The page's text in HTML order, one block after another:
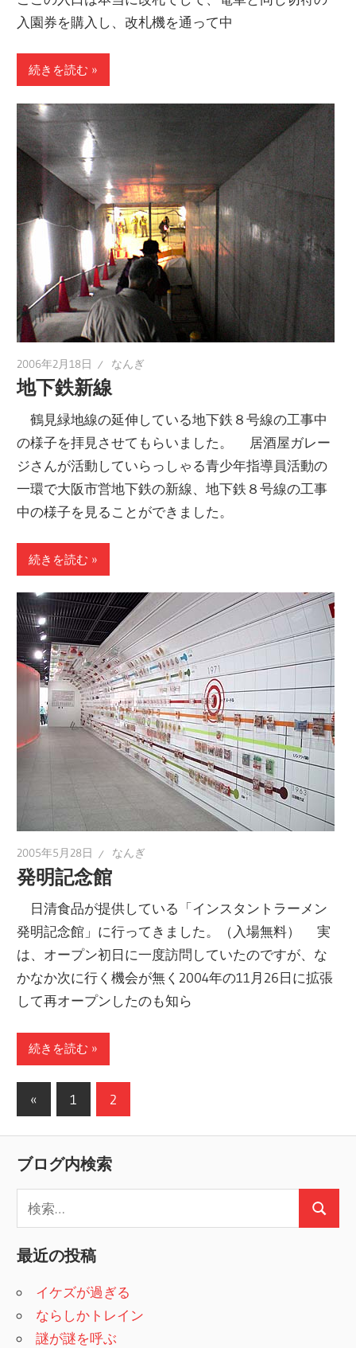
入園券を購入し、改札機を通って中
続きを読む
2006年2月18日 なんぎ
地下鉄新線
鶴見緑地線の延伸している地下鉄８号線の工事中
の様子を拝見させてもらいました。 居酒屋ガレー
ジさんが活動していらっしゃる青少年指導員活動の
一環で大阪市営地下鉄の新線、地下鉄８号線の工事
中の様子を見ることができました。
続きを読む
2005年5月28日 なんぎ
発明記念館
日清食品が提供している「インスタントラーメン
発明記念館」に行ってきました。（入場無料） 実
は、オープン初日に一度訪問していたのですが、な
かなか次に行く機会が無く2004年の11月26日に拡張
して再オープンしたのも知ら
続きを読む
投
稿
の
ペ
ジ
送
り
«
事
1 2
ブログ内検索
検
索
:
検
最近の投稿
イケズが過ぎる
ならしかトレイン
謎が謎を呼ぶ